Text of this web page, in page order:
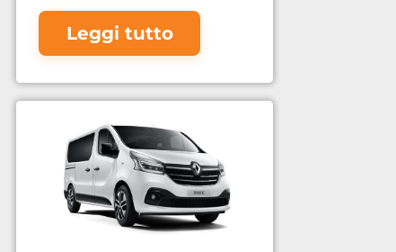
Leggi tutto